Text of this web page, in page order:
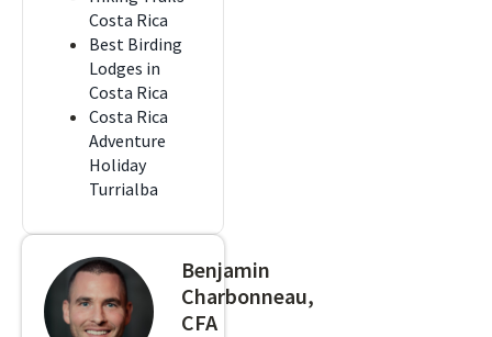
Costa Rica
Best Birding
Lodges in
Costa Rica
Costa Rica
Adventure
Holiday
Turrialba
Benjamin
Charbonneau,
CFA